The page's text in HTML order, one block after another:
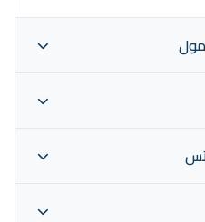
في العالم.
على الرمال، ركوب
برج العرب من الخارج.